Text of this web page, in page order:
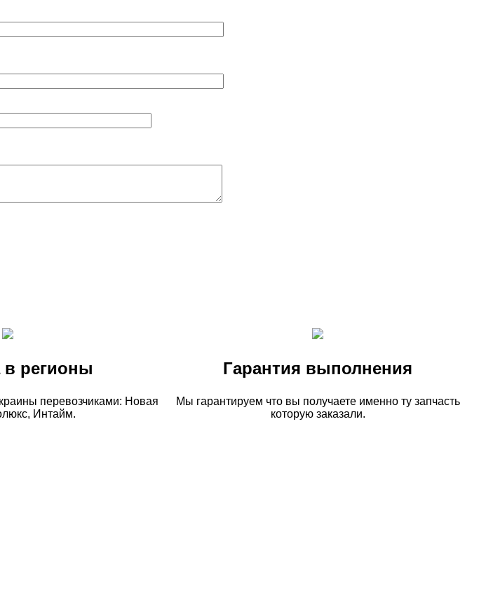
в регионы Гарантия выполнения
перевозчиками: Новая
Интайм.
Мы гарантируем что вы получаете именно ту запчасть
которую заказали.